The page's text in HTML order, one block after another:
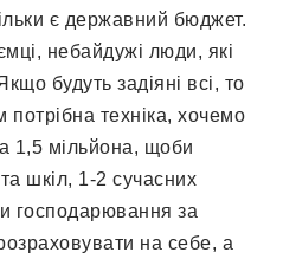
є державний бюджет.
небайдужі люди, які
будуть задіяні всі, то
техніка, хочемо
1,5 мільйона, щоби
шкіл, 1-2 сучасних
господарювання за
на себе, а